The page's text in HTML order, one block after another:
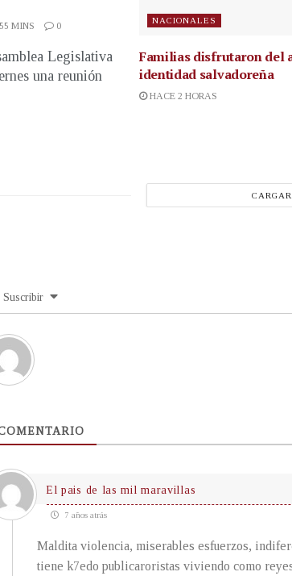
MINS 0
Legislativa
una reunión
NACIONALES
Familias disfrutaron del
identidad salvadoreña
HACE 2 HORAS
Suscribir
El pais de las mil maravillas
7 años atrás
Maldita violencia, miserables esfuerzos,
tiene k7edo publicaroristas viviendo como